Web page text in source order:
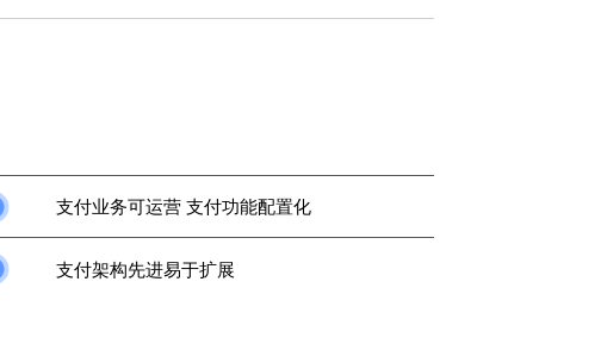
支付业务可运营 支付功能配置化
支付架构先进易于扩展